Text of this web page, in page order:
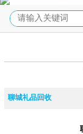
聊城礼品回收